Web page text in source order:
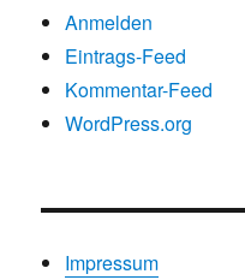
Anmelden
Eintrags-Feed
Kommentar-Feed
WordPress.org
Impressum